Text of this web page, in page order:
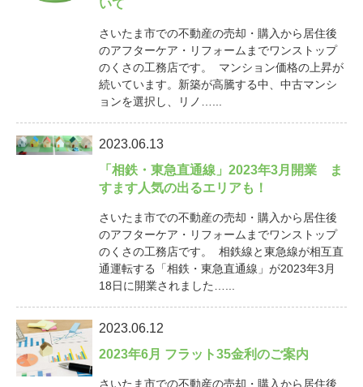
いて
さいたま市での不動産の売却・購入から居住後
のアフターケア・リフォームまでワンストップ
のくさの工務店です。 マンション価格の上昇が
続いています。新築が高騰する中、中古マンシ
ョンを選択し、リノ…...
2023.06.13
「相鉄・東急直通線」2023年3月開業 ま
すます人気の出るエリアも！
さいたま市での不動産の売却・購入から居住後
のアフターケア・リフォームまでワンストップ
のくさの工務店です。 相鉄線と東急線が相互直
通運転する「相鉄・東急直通線」が2023年3月
18日に開業されました…...
2023.06.12
2023年6月 フラット35金利のご案内
さいたま市での不動産の売却・購入から居住後